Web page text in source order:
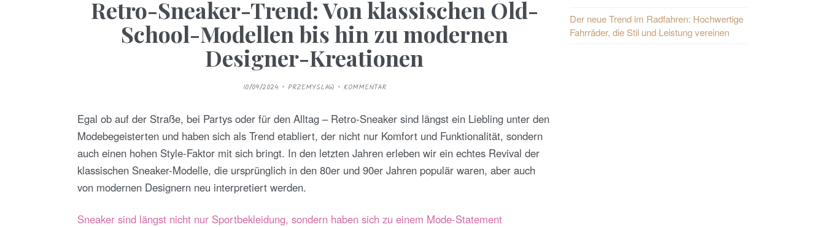
Retro-Sneaker-Trend: Von klassischen Old-
School-Modellen bis hin zu modernen
Designer-Kreationen
P
O
E
D
N
10/09/2024 PRZEMYSLAW KOMMENTAR
Egal ob auf der Straße, bei Partys oder für den Alltag – Retro-Sneaker sind längst ein Liebling unter den
Modebegeisterten und haben sich als Trend etabliert, der nicht nur Komfort und Funktionalität, sondern
auch einen hohen Style-Faktor mit sich bringt. In den letzten Jahren erleben wir ein echtes Revival der
klassischen Sneaker-Modelle, die ursprünglich in den 80er und 90er Jahren populär waren, aber auch
von modernen Designern neu interpretiert werden.
Sneaker sind längst nicht nur Sportbekleidung, sondern haben sich zu einem Mode-Statement
Der neue Trend im Radfahren: Hochwertige
Fahrräder, die Stil und Leistung vereinen